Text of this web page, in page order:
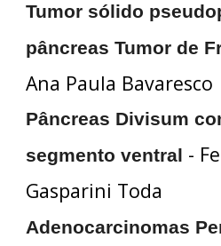
Tumor sólido
pâncreas Tumor de
Ana Paula Bavaresco
Pâncreas Divisum
segmento ventral -
Gasparini Toda
Adenocarcinomas